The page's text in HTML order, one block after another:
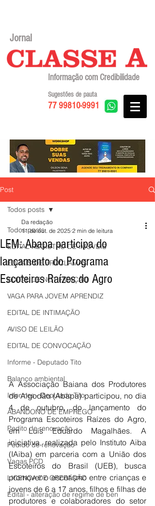
Jornal
Informação com Credibilidade
77 99810-9991
Sugestões de pauta
Post
Todos posts
EDITAL REGISTRO DE IMÓVEIS
EDITAIS DE PROCLAMAS
EDITAL DE NOTIFICAÇÃO
VAGA PARA JOVEM APRENDIZ
EDITAL DE INTIMAÇÃO
AVISO DE LEILÃO
EDITAL DE CONVOCAÇÃO
Informe - Deputado Tito
Balanço ambiental
Informes - Deputado Tito
ABANDONO DE EMPREGO
Pedito de renovação
Pedido de renovação
Vagas PCD
LICENÇA DE OPERAÇÃO
Edital - alteração de regime de ben
Todos posts
LEM: Abapa participa do
lançamento do Programa
Escoteiros Raízes do Agro
Da redação
11 de out. de 2025 2 min de leitura
A Associação Baiana dos Produtores
de Algodão (Abapa) participou, no dia
4 de outubro, do lançamento do
Programa Escoteiros Raízes do Agro,
em Luís Eduardo Magalhães. A
iniciativa, realizada pelo Instituto Aiba
(IAiba) em parceria com a União dos
Escoteiros do Brasil (UEB), busca
promover o escotismo entre crianças e
jovens de 6 a 17 anos, filhos e filhas de
produtores e colaboradores do setor